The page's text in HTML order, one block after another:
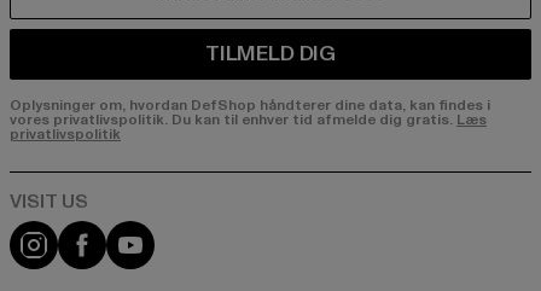
TILMELD DIG
Oplysninger om, hvordan DefShop håndterer dine data, kan findes i
vores privatlivspolitik. Du kan til enhver tid afmelde dig gratis. Læs
privatlivspolitik
Visit our Instagram page:
Visit our Facebook page:
Visit our YouTube channel: